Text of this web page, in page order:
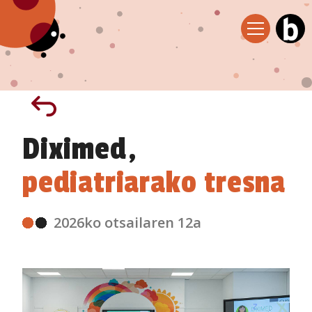
Diximed,
pediatriarako tresna
2026ko otsailaren 12a